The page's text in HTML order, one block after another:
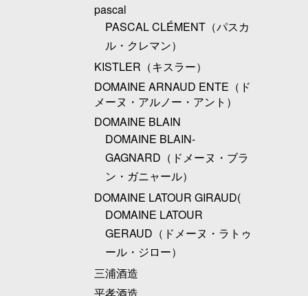
pascal
PASCAL CLÉMENT（パスカ
ル・クレマン）
KISTLER（キスラー）
DOMAINE ARNAUD ENTE（ド
メーヌ・アルノー・アント）
DOMAINE BLAIN
DOMAINE BLAIN-
GAGNARD（ドメーヌ・ブラ
ン・ガニャール）
DOMAINE LATOUR GIRAUD(
DOMAINE LATOUR
GERAUD（ドメーヌ・ラトゥ
ール・ジロー）
三浦酒造
平孝酒造